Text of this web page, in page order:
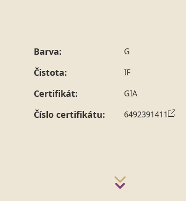
Barva: G
Čistota: IF
Certifikát: GIA
Číslo certifikátu: 6492391411